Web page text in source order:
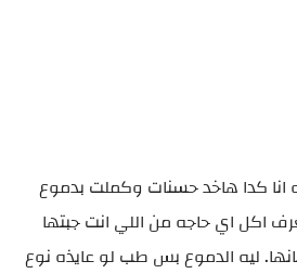
انا كدا هاخد حسنات وكملت بدموع
اكل اي حاجه من اللي انت جبتها
ليه الدموع بس طب لو عايذه نوع